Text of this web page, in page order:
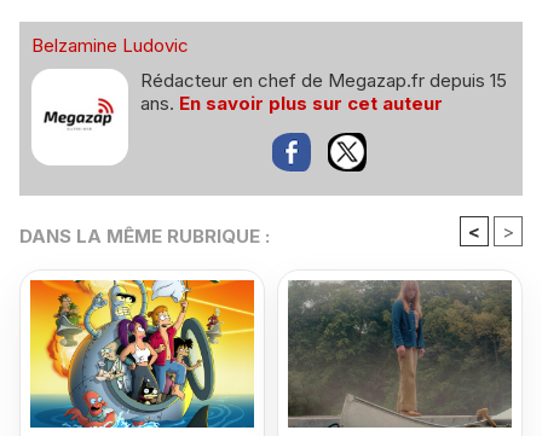
Belzamine Ludovic
Rédacteur en chef de Megazap.fr depuis 15
ans. En savoir plus sur cet auteur
DANS LA MÊME RUBRIQUE : < >